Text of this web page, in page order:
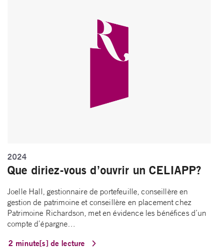
2024
Que diriez-vous d’ouvrir un CELIAPP?
Joelle Hall, gestionnaire de portefeuille, conseillère en
gestion de patrimoine et conseillère en placement chez
Patrimoine Richardson, met en évidence les bénéfices d’un
compte d’épargne…
2 minute[s] de lecture